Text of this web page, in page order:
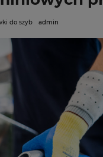
do szyb admin